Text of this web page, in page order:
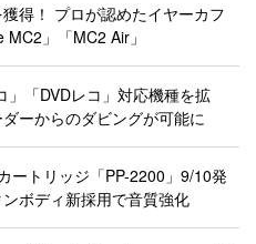
得！ プロが認めたイヤーカフ
」「MC2 Air」
」「DVDレコ」対応機種を拡
ーからのダビングが可能に
ートリッジ「PP-2200」9/10発
ボディ新採用で音質強化